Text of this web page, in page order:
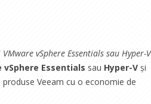
vSphere Essentials sau Hyper-V
vSphere Essentials sau Hyper-V și
Veeam cu o economie de